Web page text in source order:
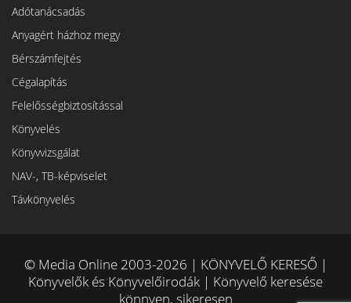
Adótanácsadás
Anyagért házhoz megy
Bérszámfejtés
Cégalapítás
Felelősségbiztosítással
Könyvelés
Könyvvizsgálat
NAV-, TB-képviselet
Távkönyvelés
© Media Online 2003-2026 | KÖNYVELŐ KERESŐ |
Könyvelők és Könyvelőirodák | Könyvelő keresése
könnyen, sikeresen